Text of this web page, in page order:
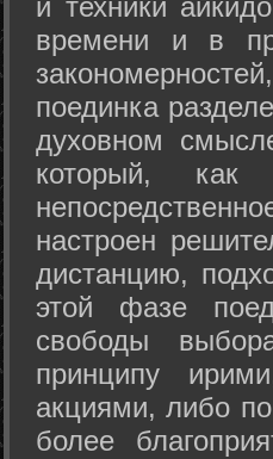
и техники
времени и в
поединка
духовном
который, как
настроен
дистанцию,
этой фазе
свободы
принципу
акциями, либо
более